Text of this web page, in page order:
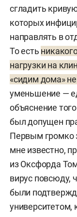
сгладить
которых
направлять в
То есть
нагрузки на
«сидим дома»
уменьшение —
объяснение
был допущен
Первым громко
мне известно,
из Оксфорда
вирус повсюду,
были
университетом,